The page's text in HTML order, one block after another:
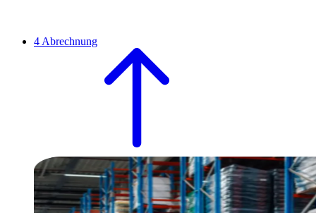
4 Abrechnung